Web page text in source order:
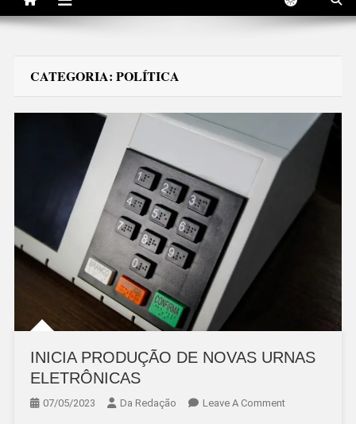
CATEGORIA: POLÍTICA
INICIA PRODUÇÃO DE NOVAS URNAS
ELETRÔNICAS
07/05/2023 Da Redação Leave A CommentOn